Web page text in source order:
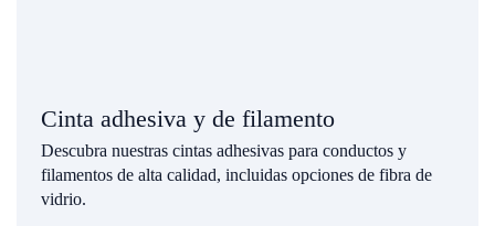
Cinta adhesiva y de filamento
Descubra nuestras cintas adhesivas para conductos y
filamentos de alta calidad, incluidas opciones de fibra de
vidrio.